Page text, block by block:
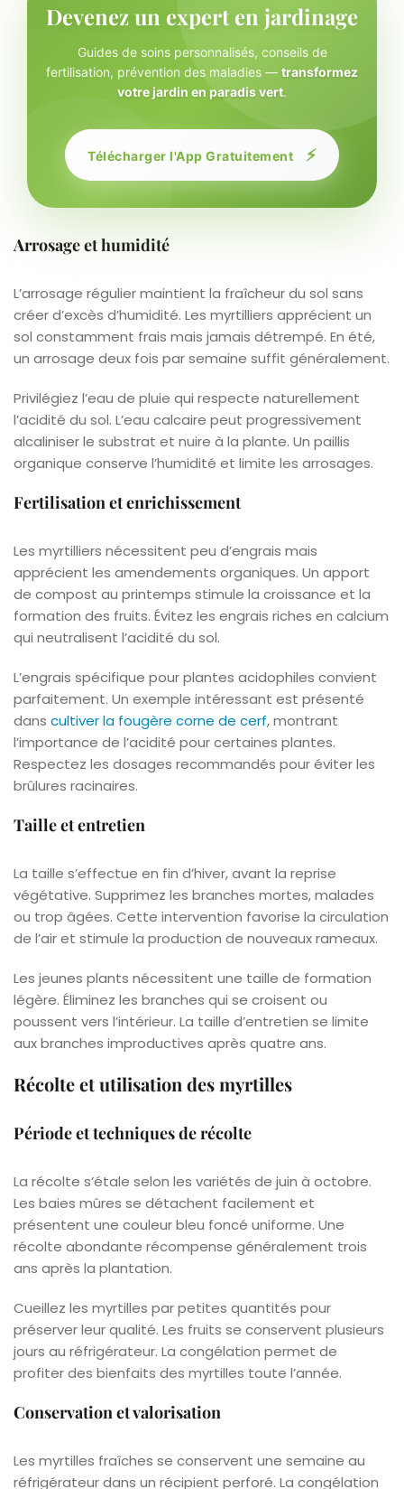
Devenez un expert en jardinage
Guides de soins personnalisés, conseils de
fertilisation, prévention des maladies — transformez
votre jardin en paradis vert.
Télécharger l'App Gratuitement ⚡
Arrosage et humidité
L’arrosage régulier maintient la fraîcheur du sol sans
créer d’excès d’humidité. Les myrtilliers apprécient un
sol constamment frais mais jamais détrempé. En été,
un arrosage deux fois par semaine suffit généralement.
Privilégiez l’eau de pluie qui respecte naturellement
l’acidité du sol. L’eau calcaire peut progressivement
alcaliniser le substrat et nuire à la plante. Un paillis
organique conserve l’humidité et limite les arrosages.
Fertilisation et enrichissement
Les myrtilliers nécessitent peu d’engrais mais
apprécient les amendements organiques. Un apport
de compost au printemps stimule la croissance et la
formation des fruits. Évitez les engrais riches en calcium
qui neutralisent l’acidité du sol.
L’engrais spécifique pour plantes acidophiles convient
parfaitement. Un exemple intéressant est présenté
dans cultiver la fougère corne de cerf, montrant
l’importance de l’acidité pour certaines plantes.
Respectez les dosages recommandés pour éviter les
brûlures racinaires.
Taille et entretien
La taille s’effectue en fin d’hiver, avant la reprise
végétative. Supprimez les branches mortes, malades
ou trop âgées. Cette intervention favorise la circulation
de l’air et stimule la production de nouveaux rameaux.
Les jeunes plants nécessitent une taille de formation
légère. Éliminez les branches qui se croisent ou
poussent vers l’intérieur. La taille d’entretien se limite
aux branches improductives après quatre ans.
Récolte et utilisation des myrtilles
Période et techniques de récolte
La récolte s’étale selon les variétés de juin à octobre.
Les baies mûres se détachent facilement et
présentent une couleur bleu foncé uniforme. Une
récolte abondante récompense généralement trois
ans après la plantation.
Cueillez les myrtilles par petites quantités pour
préserver leur qualité. Les fruits se conservent plusieurs
jours au réfrigérateur. La congélation permet de
profiter des bienfaits des myrtilles toute l’année.
Conservation et valorisation
Les myrtilles fraîches se conservent une semaine au
réfrigérateur dans un récipient perforé. La congélation